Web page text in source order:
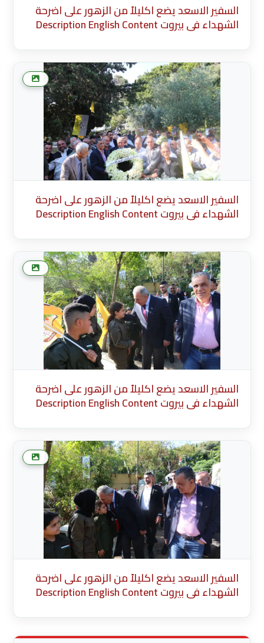
السفير الاسعد يضع اكليلاً من الزهور على اضرحة
الشهداء في بيروت Description English Content
more media after this Add Media Done
السفير الاسعد يضع اكليلاً من الزهور على اضرحة
الشهداء في بيروت Description English Content
more media after this Add Media Done
السفير الاسعد يضع اكليلاً من الزهور على اضرحة
الشهداء في بيروت Description English Content
more media after this Add Media Done
السفير الاسعد يضع اكليلاً من الزهور على اضرحة
الشهداء في بيروت Description English Content
more media after this Add Media Done